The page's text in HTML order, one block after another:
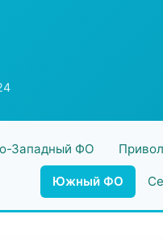
Западный ФО
Южный ФО